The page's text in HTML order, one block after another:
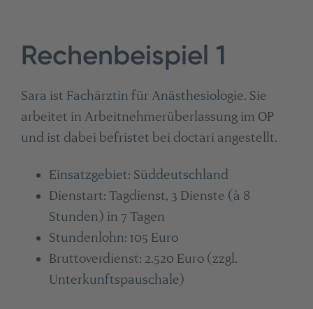
Rechenbeispiel 1
Sara ist Fachärztin für Anästhesiologie. Sie
arbeitet in Arbeitnehmerüberlassung im OP
und ist dabei befristet bei doctari angestellt.
Einsatzgebiet: Süddeutschland
Dienstart: Tagdienst, 3 Dienste (à 8
Stunden) in 7 Tagen
Stundenlohn: 105 Euro
Bruttoverdienst: 2.520 Euro (zzgl.
Unterkunftspauschale)